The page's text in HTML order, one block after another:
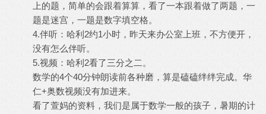
上的题，简单的会跟着算算，看了一本跟着做了两题，一
题是迷宫，一题是数字填空格。
4.伴听：哈利2约1小时，昨天来办公室上班，不方便开，
没有怎么伴听。
5.视频：哈利2看了三分之二。
数学的4个40分钟朗读前各种磨，算是磕磕绊绊完成。华
仁+奥数视频没有加进来。
看了萱妈的资料，我们是属于数学一般的孩子，暑期的计